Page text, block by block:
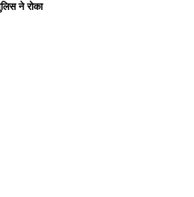
ने रोका